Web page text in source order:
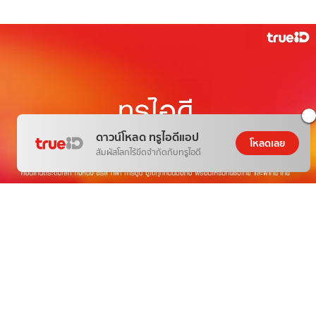
ดาวน์โหลด ทรูไอดีแอป
สัมผัสโลกไร้ขีดจำกัดกับทรูไอดี
โหลดเลย